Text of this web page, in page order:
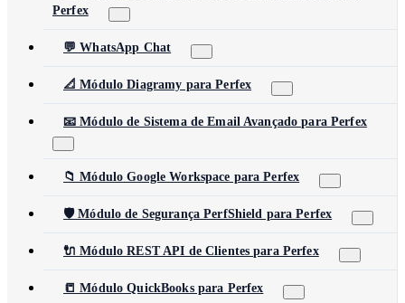
Perfex
💬 WhatsApp Chat
📐 Módulo Diagramy para Perfex
📧 Módulo de Sistema de Email Avançado para Perfex
📁 Módulo Google Workspace para Perfex
🛡️ Módulo de Segurança PerfShield para Perfex
🔌 Módulo REST API de Clientes para Perfex
📒 Módulo QuickBooks para Perfex